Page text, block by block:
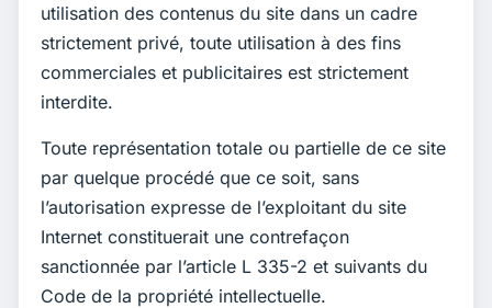
utilisation des contenus du site dans un cadre
strictement privé, toute utilisation à des fins
commerciales et publicitaires est strictement
interdite.
Toute représentation totale ou partielle de ce site
par quelque procédé que ce soit, sans
l’autorisation expresse de l’exploitant du site
Internet constituerait une contrefaçon
sanctionnée par l’article L 335-2 et suivants du
Code de la propriété intellectuelle.